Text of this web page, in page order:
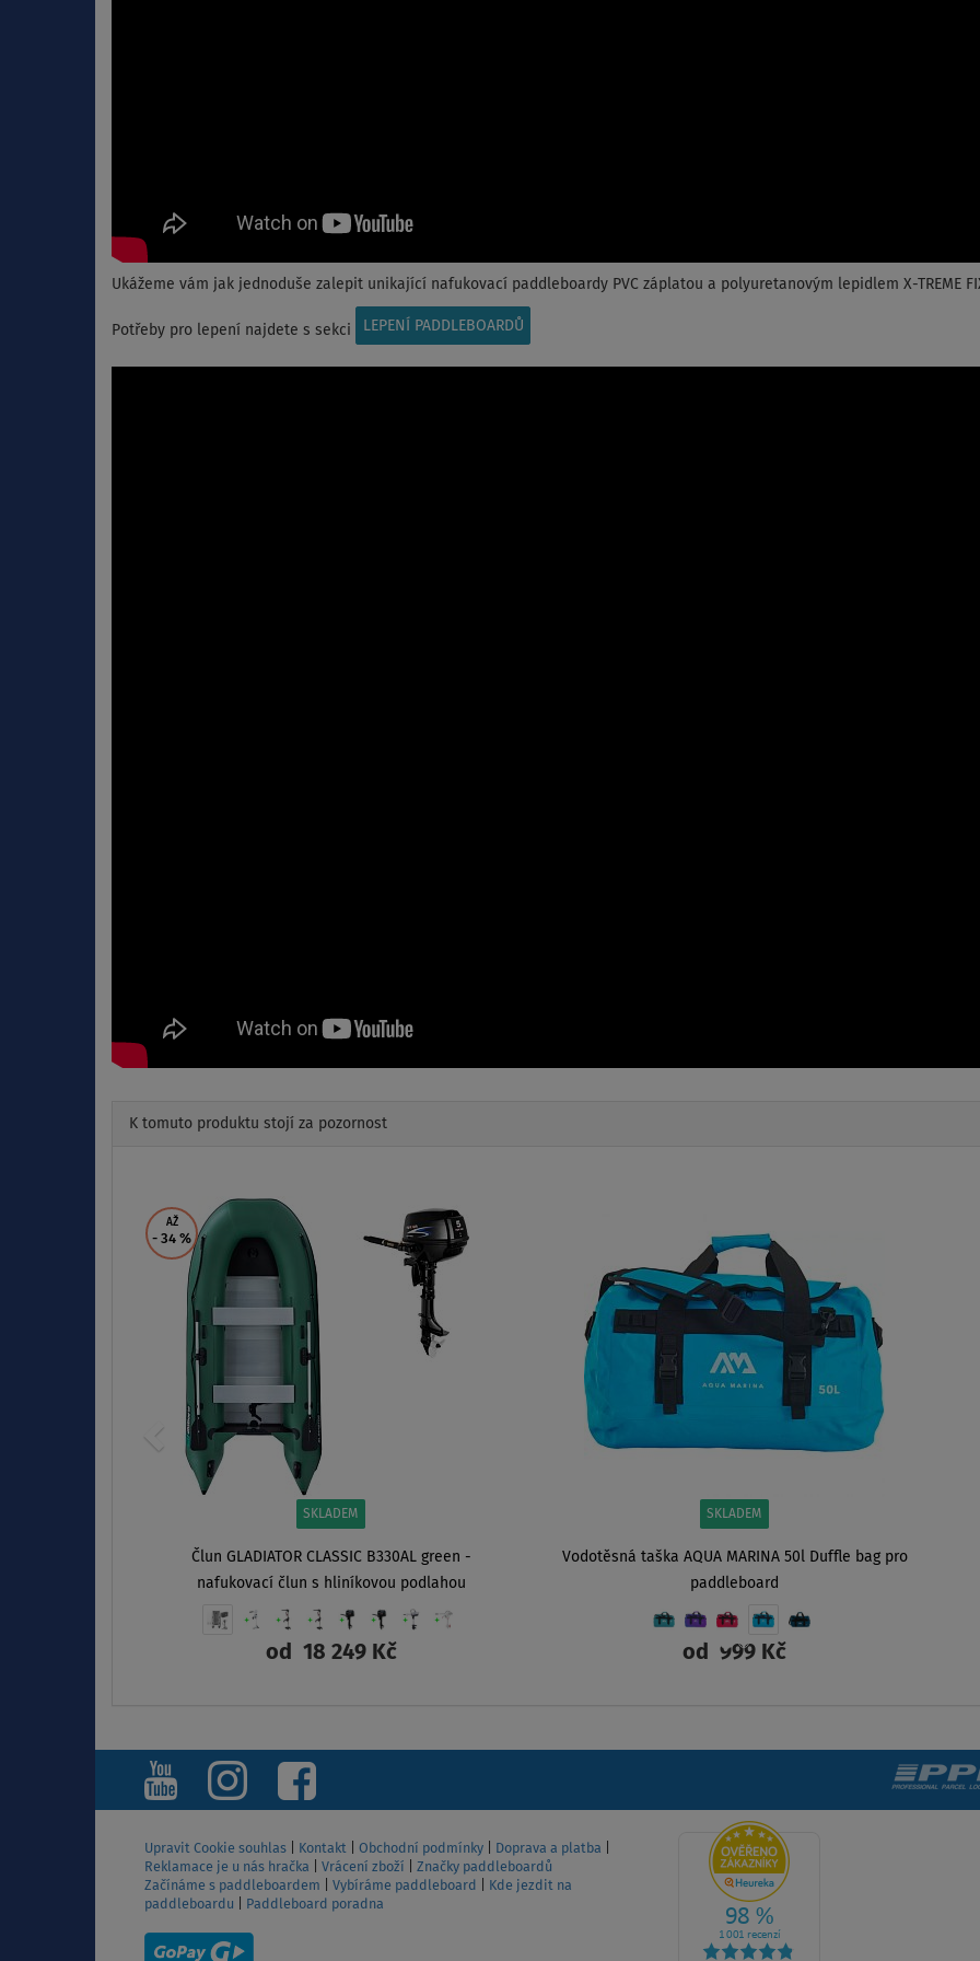
Ukážeme vám jak jednoduše zalepit unikající nafukovací paddleboardy PVC záplatou a polyuretanovým lepidlem X-TREME
Potřeby pro lepení najdete s sekci LEPENÍ PADDLEBOARDŮ
K tomuto produktu stojí za pozornost
AŽ
- 34 %
SKLADEM
Člun GLADIATOR CLASSIC B330AL green -
nafukovací člun s hliníkovou podlahou
od 18 249 Kč
SKLADEM
Vodotěsná taška AQUA MARINA 50l Duffle bag pro
paddleboard
od999 Kč
Previous
Upravit Cookie souhlas Kontakt Obchodní podmínky Doprava a platba
Reklamace je u nás hračka
Vrácení zboží
Značky paddleboardů
Začínáme s paddleboardem
Vybíráme paddleboard
Kde jezdit na
paddleboardu
Paddleboard poradna